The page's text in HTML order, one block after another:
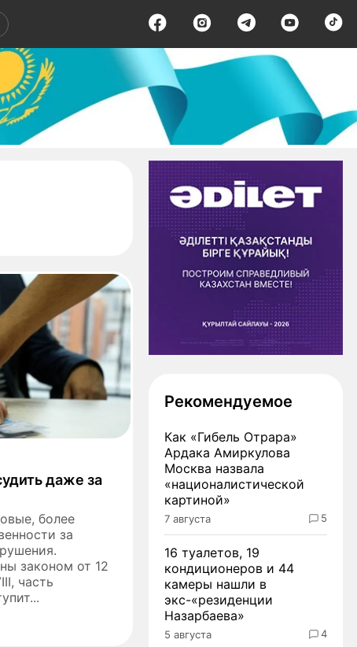
даже за
более
за
законом от 12
часть
Рекомендуемое
Как «Гибель Отрара»
Ардака Амиркулова
Москва назвала
«националистической
картиной»
7 августа 5
16 туалетов, 19
кондиционеров и 44
камеры нашли в
экс-«резиденции
Назарбаева»
5 августа 4